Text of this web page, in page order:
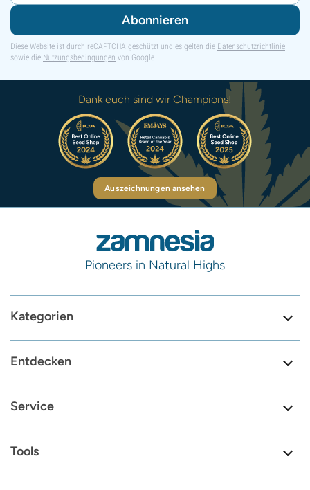
Abonnieren
Diese Website ist durch reCAPTCHA geschützt und es gelten die Datenschutzrichtlinie
sowie die Nutzungsbedingungen von Google.
Dank euch sind wir Champions!
Auszeichnungen ansehen
Pioneers in Natural Highs
Kategorien
Entdecken
Service
Tools